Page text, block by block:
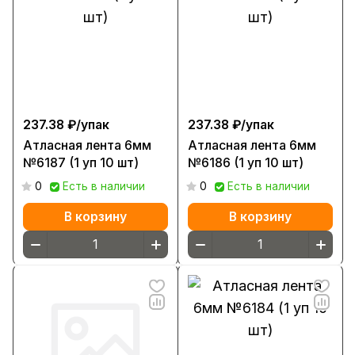
237.38 ₽/упак
Атласная лента 6мм
№6187 (1 уп 10 шт)
0 Есть в наличии
В корзину
237.38 ₽/упак
Атласная лента 6мм
№6186 (1 уп 10 шт)
0 Есть в наличии
В корзину